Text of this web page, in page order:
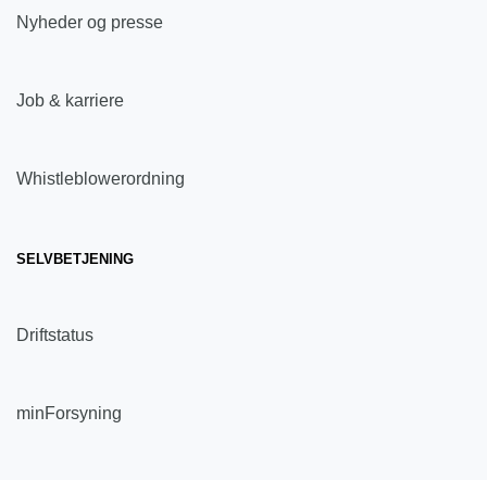
Nyheder og presse
Job & karriere
Whistleblowerordning
SELVBETJENING
Driftstatus
minForsyning